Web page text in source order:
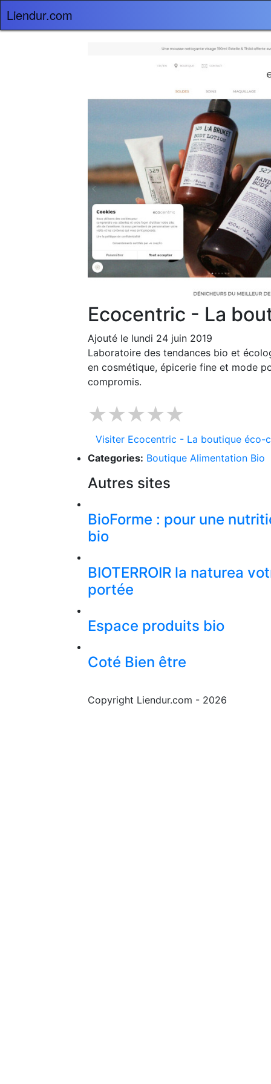
Liendur.com
Ecocentric - La
Ajouté le lundi 24 juin 2019
Laboratoire des tendances bio et
en cosmétique, épicerie fine et mode
compromis.
★★★★★
Visiter Ecocentric - La boutique éco-
Categories: Boutique Alimentation Bio
Autres sites
BioForme : pour une
bio
BIOTERROIR la naturea
portée
Espace produits bio
Coté Bien être
Copyright Liendur.com - 2026